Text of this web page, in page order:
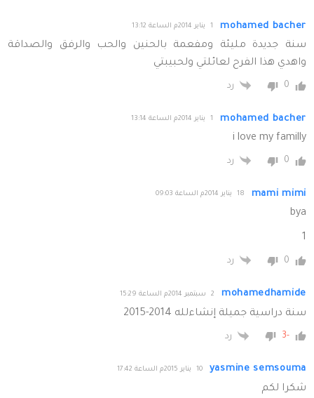
mohamed bacher 1 يناير 2014م الساعة 13:12
سنة جديدة مليئة ومفعمة بالحنين والحب والرفق والصداقة
واهدي هذا الفرح لعائلتي ولحبيبتي
0 رد
mohamed bacher 1 يناير 2014م الساعة 13:14
i love my familly
0 رد
mami mimi 18 يناير 2014م الساعة 09:03
bya
1
0 رد
mohamedhamide 2 سبتمبر 2014م الساعة 15:29
سنة دراسية جميلة إنشاءلله 2014-2015
-3 رد
yasmine semsouma 10 يناير 2015م الساعة 17:42
شكرا لكم